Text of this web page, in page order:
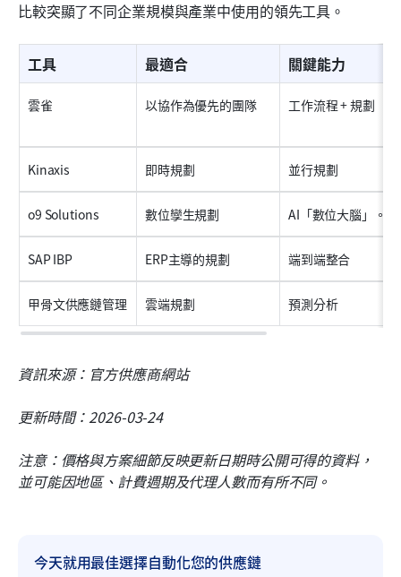
比較突顯了不同企業規模與產業中使用的領先工具。
工具 最適合 關鍵能力
雲雀 以協作為優先的團隊 工作流程 + 規劃
Kinaxis 即時規劃 並行規劃
o9 Solutions 數位孿生規劃 AI「數位大腦」。
SAP IBP ERP主導的規劃 端到端整合
甲骨文供應鏈管理 雲端規劃 預測分析
資訊來源：官方供應商網站
更新時間：2026-03-24
注意：價格與方案細節反映更新日期時公開可得的資料，
並可能因地區、計費週期及代理人數而有所不同。
今天就用最佳選擇自動化您的供應鏈